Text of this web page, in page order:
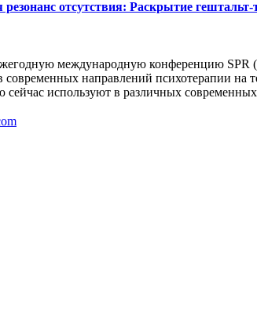
отсутствия: Раскрытие гештальт-
международную конференцию SPR
современных направлений психотерапии
сейчас используют в различных